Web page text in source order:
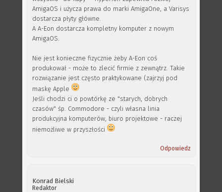
AmigaOS i użycza prawa do marki AmigaOne, a Varisys
dostarcza płyty główne.
A A-Eon dostarcza kompletny komputer z nowym
AmigaOS.
Nie jest konieczne fizycznie żeby A-Eon coś
produkował - może to zlecić firmie z zewnątrz. Takie
rozwiązanie jest często praktykowane (zajrzyj pod
maskę Apple
Jeśli chodzi ci o powtórkę ze "starych, dobrych
czasów" śp. Commodore - czyli własna linia
produkcyjna komputerów, biuro projektowe - raczej
niemożliwe w przyszłości
Odpowiedz
Konrad Bielski
Redaktor